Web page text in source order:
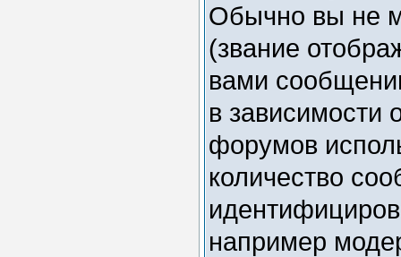
Обычно вы не
(звание
вами
в зависимости
форумов
количество
например